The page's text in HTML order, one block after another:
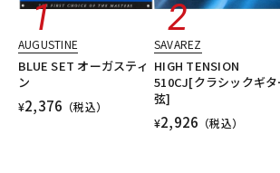
AUGUSTINE
BLUE SET オーガスティ
ン
¥2,376 （税込）
SAVAREZ
HIGH TENSION
510CJ[クラシックギタ
弦]
¥2,926 （税込）